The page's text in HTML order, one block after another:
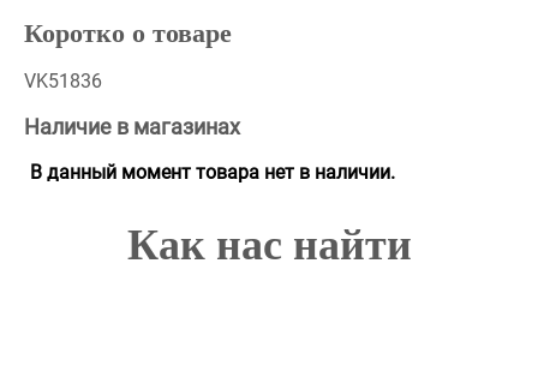
Коротко о товаре
VK51836
Наличие в магазинах
В данный момент товара нет в наличии.
Как нас найти